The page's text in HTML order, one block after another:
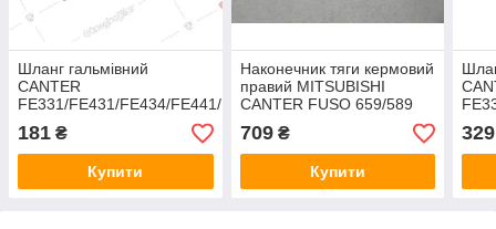
Шланг гальмівний
CANTER
FE331/FE431/FE434/FE441/FE444/FE449
JAPACO
181 ₴
Купити
Наконечник тяги кермовий
правий MITSUBISHI
CANTER FUSO 659/589
JAPACO
709₴
Купити
329